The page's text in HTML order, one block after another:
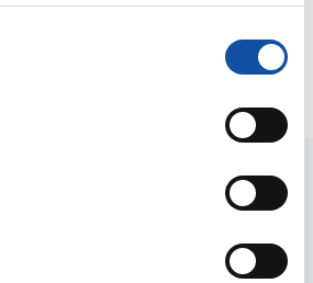
la Déclaration relative aux
sur l'icône de confidentialité.
nous aimerions également :
peuvent être précises à plusieurs
appareil en l'analysant activement
caractéristiques spécifiques
sur la lutte